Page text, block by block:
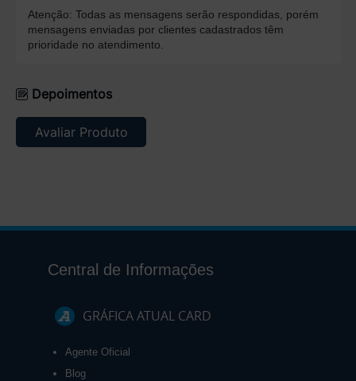
Atenção: Todas as mensagens serão respondidas, porém
mensagens enviadas por clientes cadastrados têm
prioridade no atendimento.
Depoimentos
Avaliar Produto
Central de Informações
GRÁFICA ATUAL CARD
Agente Oficial
Blog